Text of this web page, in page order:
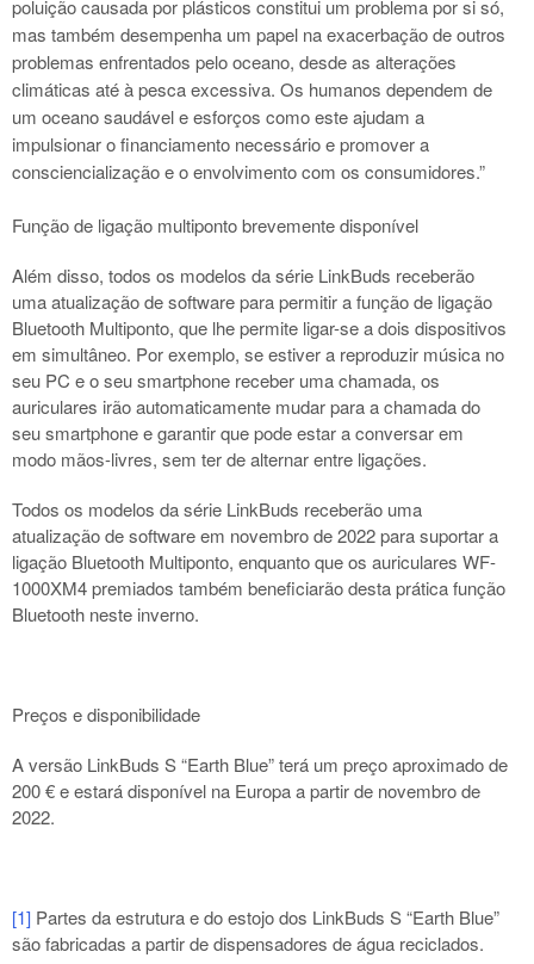
poluição causada por plásticos constitui um problema por si só,
mas também desempenha um papel na exacerbação de outros
problemas enfrentados pelo oceano, desde as alterações
climáticas até à pesca excessiva. Os humanos dependem de
um oceano saudável e esforços como este ajudam a
impulsionar o financiamento necessário e promover a
consciencialização e o envolvimento com os consumidores.”
Função de ligação multiponto brevemente disponível
Além disso, todos os modelos da série LinkBuds receberão
uma atualização de software para permitir a função de ligação
Bluetooth Multiponto, que lhe permite ligar-se a dois dispositivos
em simultâneo. Por exemplo, se estiver a reproduzir música no
seu PC e o seu smartphone receber uma chamada, os
auriculares irão automaticamente mudar para a chamada do
seu smartphone e garantir que pode estar a conversar em
modo mãos-livres, sem ter de alternar entre ligações.
Todos os modelos da série LinkBuds receberão uma
atualização de software em novembro de 2022 para suportar a
ligação Bluetooth Multiponto, enquanto que os auriculares WF-
1000XM4premiados também beneficiarão desta prática função
Bluetooth neste inverno.
Preços e disponibilidade
Aversão LinkBuds S “Earth Blue”terá um preço aproximado de
200 € e estará disponível na Europa a partir de novembro de
2022.
[1] Partes da estrutura e do estojo dos LinkBuds S “Earth Blue”
são fabricadas a partir de dispensadores de água reciclados.